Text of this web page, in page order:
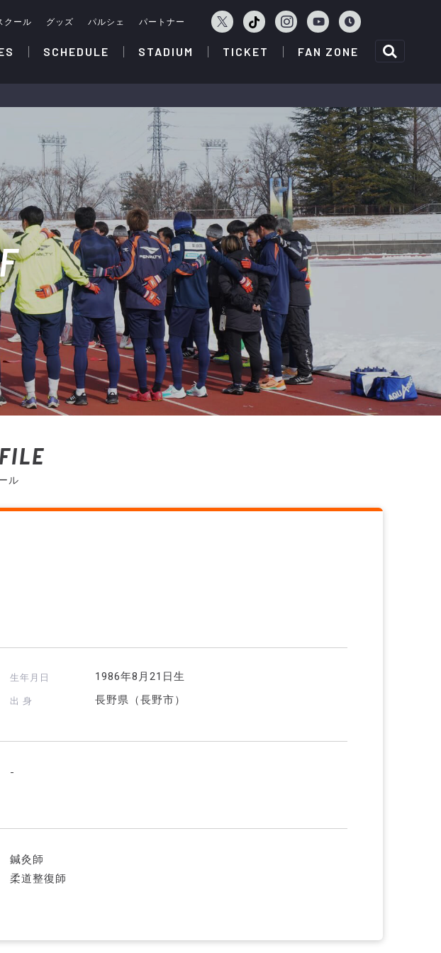
クール グッズ パルシェ パートナー
SCHEDULE STADIUM TICKET FAN ZONE
ル
生年月日 1986年8月21日生
出 身 長野県（長野市）
-
鍼灸師
柔道整復師